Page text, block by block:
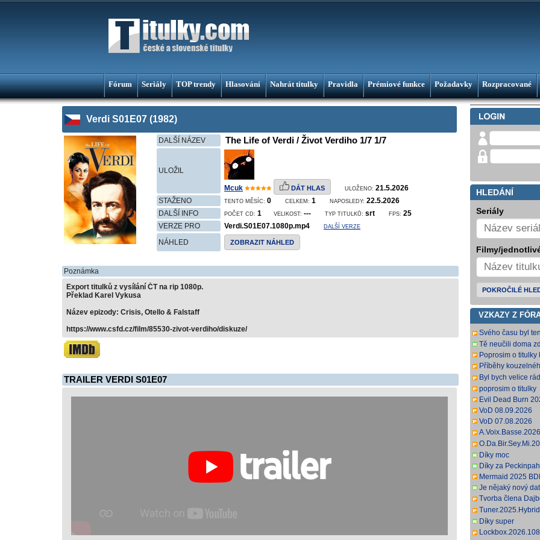
Fórum Seriály TOP trendy Hlasování Nahrát titulky Pravidla Prémiové funkce Požadavky Rozpracované
Verdi S01E07 (1982)
DALŠÍ NÁZEV The Life of Verdi / Život Verdiho 1/7 1/7
ULOŽIL
Mcuk DÁT HLAS ULOŽENO: 21.5.2026
STAŽENO
TENTO MĚSÍC: 0 CELKEM: 1 NAPOSLEDY: 22.5.2026
DALŠÍ INFO
POČET CD: 1 VELIKOST: --- TYP TITULKŮ: srt FPS: 25
VERZE PRO
Verdi.S01E07.1080p.mp4 DALŠÍ VERZE
NÁHLED ZOBRAZIT NÁHLED
Poznámka
Export titulků z vysílání ČT na rip 1080p.
Překlad Karel Vykusa
Název epizody: Crisis, Otello & Falstaff
https://www.csfd.cz/film/85530-zivot-verdiho/diskuze/
TRAILER VERDI S01E07
HLEDÁNÍ
Seriály
Filmy/
POKROČILÉ
VZKAZY Z
Svého času byl
populární, no je
Tě neučili doma
Poprosim o titulky
Příběhy
Movies) jen
Byl bych velice
Děkuji předem
poprosim o titulky
Evil Dead Burn
VoD 08.09.2026
VoD 07.08.2026
anglickej
anglických titulkov.
Díky moc
Díky za
Mermaid 2025
Je nějaký nový
Tvorba člena
k Pressure).
ZoroSenpai [12,7
Díky super